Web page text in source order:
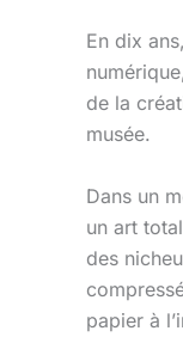
En dix
de la
musée.
Dans un
un art
des
papier à